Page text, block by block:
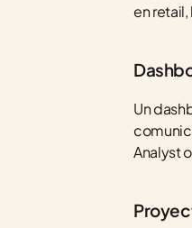
en
Un
Analyst